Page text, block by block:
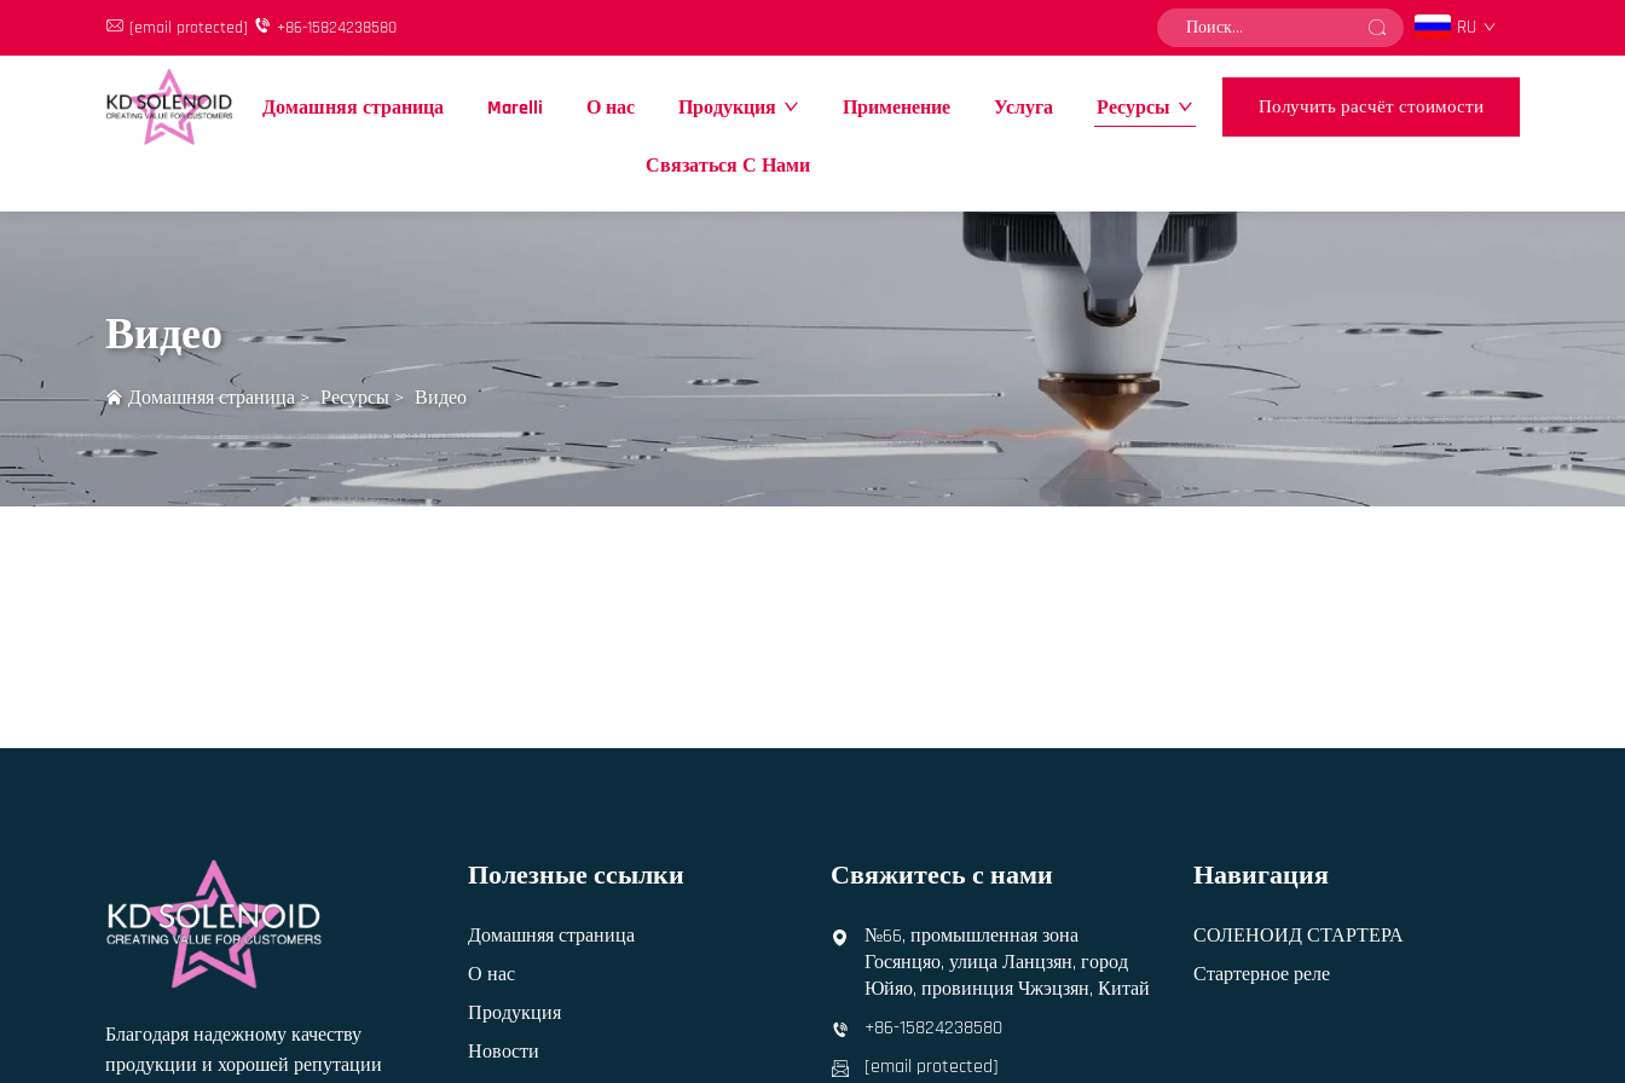
[email protected] +86-15824238580 RU
Домашняя страница Marelli О нас Продукция Применение Услуга Ресурсы
Связаться С Нами
Получить расчёт стоимости
Видео
Домашняя страница>Ресурсы > Видео
Благодаря надежному качеству
продукции и хорошей репутации
Полезные ссылки
Домашняя страница
О нас
Продукция
Новости
Свяжитесь с нами
№66, промышленная зона
Госянцяо, улица Ланцзян, город
Юйяо, провинция Чжэцзян, Китай
+86-15824238580
[email protected]
Навигация
СОЛЕНОИД СТАРТЕРА
Стартерное реле